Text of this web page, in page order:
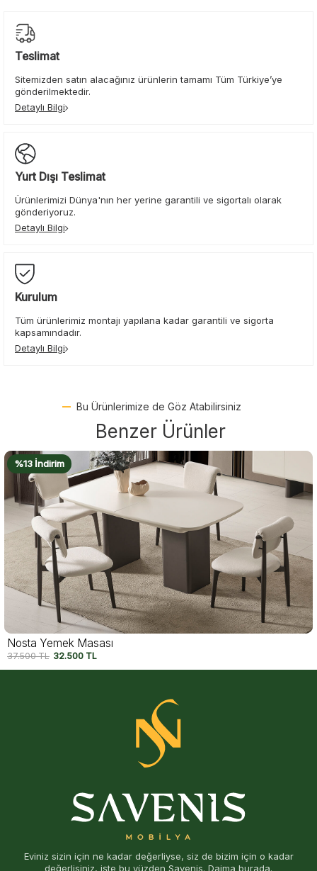
Teslimat
Sitemizden satın alacağınız ürünlerin tamamı Tüm Türkiye’ye
gönderilmektedir.
Detaylı Bilgi
Yurt Dışı Teslimat
Ürünlerimizi Dünya'nın her yerine garantili ve sigortalı olarak
gönderiyoruz.
Detaylı Bilgi
Kurulum
Tüm ürünlerimiz montajı yapılana kadar garantili ve sigorta
kapsamındadır.
Detaylı Bilgi
Bu Ürünlerimize de Göz Atabilirsiniz
Benzer Ürünler
%20 İndirim
Pedra Yemek Masası
50.000TL 40.000 TL
Eviniz sizin için ne kadar değerliyse, siz de bizim için o kadar
değerlisiniz, işte bu yüzden Savenis. Daima burada.